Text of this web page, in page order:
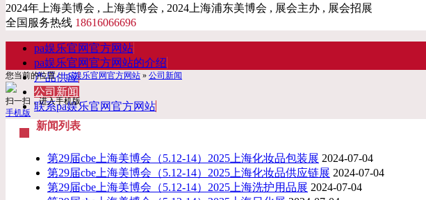
2024年上海美博会 , 上海美博会 , 2024上海浦东美博会 , 展会主办 , 展会招展
全国服务热线 18616066696
pa娱乐官网官方网站
pa娱乐官网官方网站的介绍
产品供应
公司新闻
联系pa娱乐官网官方网站
您当前的位置：pa娱乐官网官方网站 » 公司新闻
扫一扫，进入手机版
手机版
新闻列表
第29届cbe上海美博会（5.12-14）2025上海化妆品包装展 2024-07-04
第29届cbe上海美博会（5.12-14）2025上海化妆品供应链展 2024-07-04
第29届cbe上海美博会（5.12-14）2025上海洗护用品展 2024-07-04